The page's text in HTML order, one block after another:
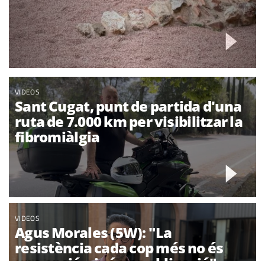
VIDEOS
Sant Cugat, punt de partida d'una
ruta de 7.000 km per visibilitzar la
fibromiàlgia
VIDEOS
Agus Morales (5W): "La
resistència cada cop més no és